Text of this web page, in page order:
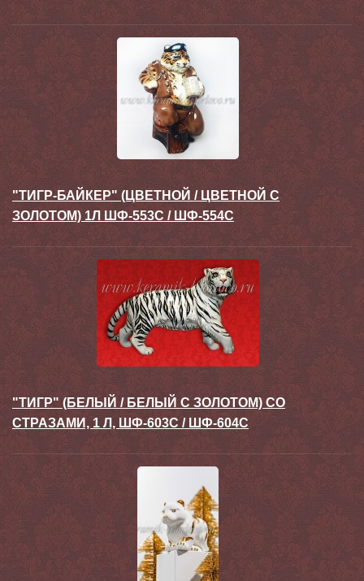
"ТИГР-БАЙКЕР" (ЦВЕТНОЙ / ЦВЕТНОЙ С
ЗОЛОТОМ) 1Л ШФ-553С / ШФ-554С
"ТИГР" (БЕЛЫЙ / БЕЛЫЙ С ЗОЛОТОМ) СО
СТРАЗАМИ, 1 Л, ШФ-603С / ШФ-604С